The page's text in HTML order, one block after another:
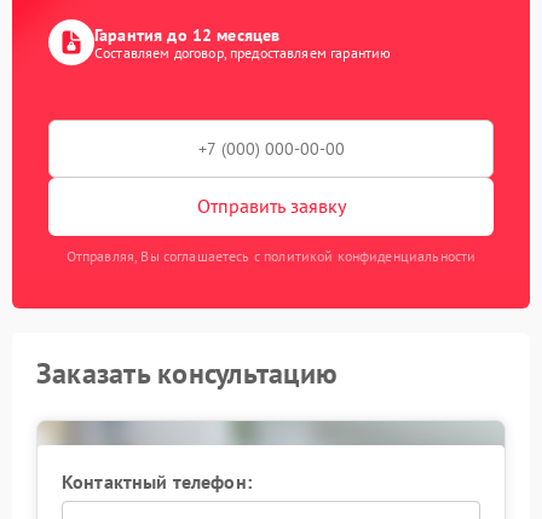
Гарантия до 12 месяцев
Составляем договор, предоставляем гарантию
Отправить заявку
Отправляя, Вы соглашаетесь с политикой конфиденциальности
Заказать консультацию
Контактный телефон: